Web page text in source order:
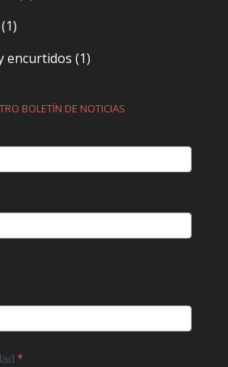
(1)
encurtidos (1)
BOLETÍN DE NOTICIAS
*